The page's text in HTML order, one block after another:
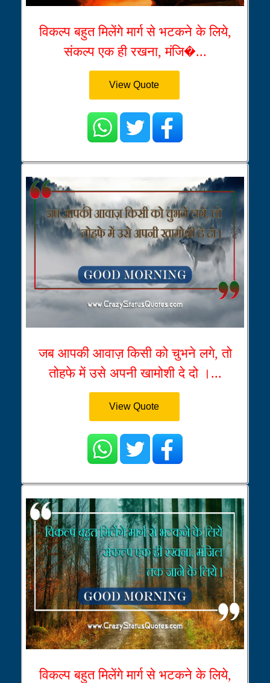
विकल्प बहुत मिलेंगे मार्ग से भटकने के लिये,
संकल्प एक ही रखना, मंजि�...
View Quote
जब आपकी आवाज़ किसी को चुभने लगे, तो
तोहफे में उसे अपनी खामोशी दे दो ।...
View Quote
विकल्प बहुत मिलेंगे मार्ग से भटकने के लिये,